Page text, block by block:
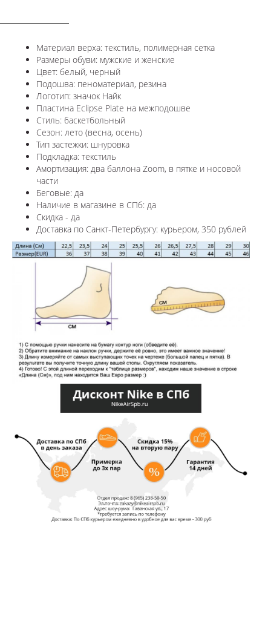
Материал верха: текстиль, полимерная сетка
Размеры обуви: мужские и женские
Цвет: белый, черный
Подошва: пеноматериал, резина
Логотип: значок Найк
Пластина Eclipse Plate на межподошве
Стиль: баскетбольный
Сезон: лето (весна, осень)
Тип застежки: шнуровка
Подкладка: текстиль
Амортизация: два баллона Zoom, в пятке и носовой
части
Беговые: да
Наличие в магазине в СПб: да
Скидка - да
Доставка по Санкт-Петербургу: курьером, 350 рублей